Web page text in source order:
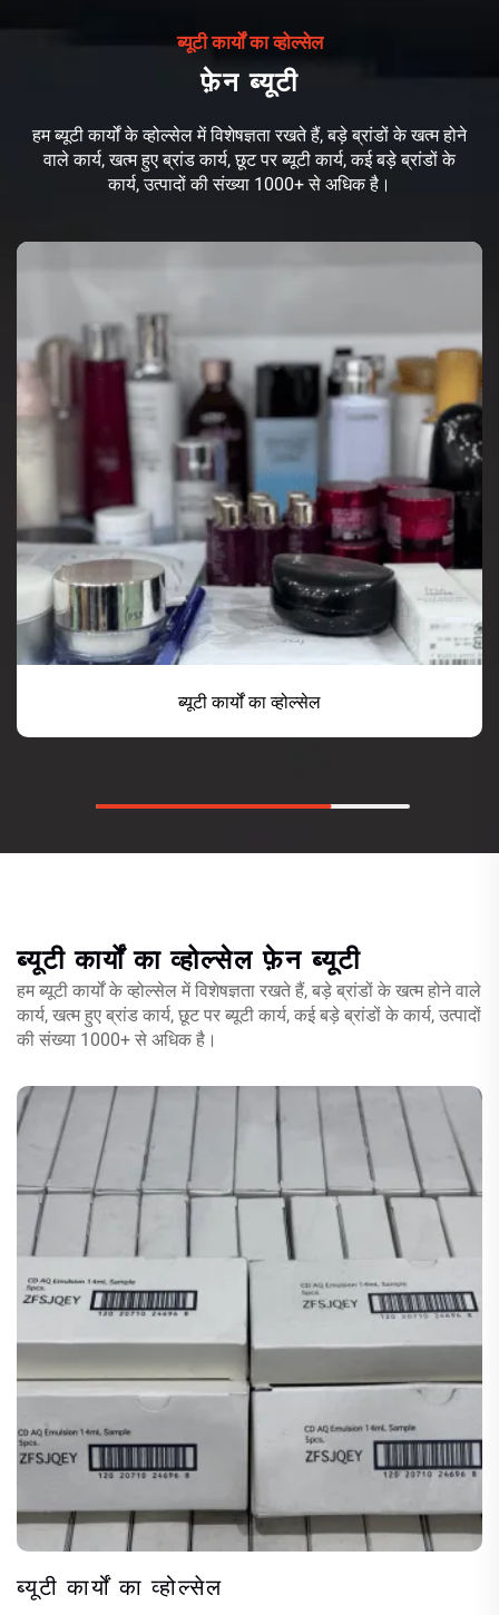
ब्यूटी कार्यों का व्होल्सेल
फ़ेन ब्यूटी
हम ब्यूटी कार्यों के व्होल्सेल में विशेषज्ञता रखते हैं, बड़े ब्रांडों के खत्म होने
वाले कार्य, खत्म हुए ब्रांड कार्य, छूट पर ब्यूटी कार्य, कई बड़े ब्रांडों के
कार्य, उत्पादों की संख्या 1000+ से अधिक है।
ब्यूटी कार्यों का व्होल्सेल
ब्यूटी कार्यों का व्होल्सेल फ़ेन ब्यूटी
हम ब्यूटी कार्यों के व्होल्सेल में विशेषज्ञता रखते हैं, बड़े ब्रांडों के खत्म होने वाले
कार्य, खत्म हुए ब्रांड कार्य, छूट पर ब्यूटी कार्य, कई बड़े ब्रांडों के कार्य, उत्पादों
की संख्या 1000+ से अधिक है।
ब्यूटी कार्यों का व्होल्सेल